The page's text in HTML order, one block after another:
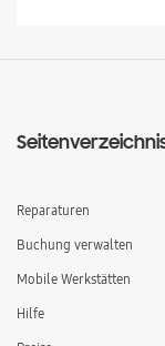
Reparaturen
Buchung verwalten
Mobile Werkstätten
Hilfe